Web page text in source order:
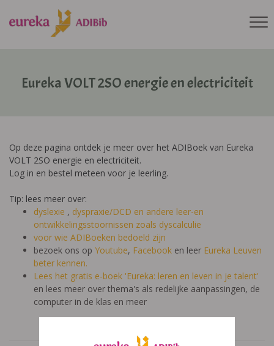
Eureka VOLT 2SO energie en electriciteit
Op deze pagina ontdek je meer over het ADIBoek van Eureka
VOLT 2SO energie en electriciteit.
Log in en bestel meteen voor je leerling.
Tip: lees meer over:
dyslexie , dyspraxie/DCD en andere leer-en
ontwikkelingsstoornissen zoals dyscalculie
voor wie ADIBoeken bedoeld zijn
bezoek ons op Youtube, Facebook en leer Eureka Leuven
beter kennen.
Lees het gratis e-boek 'Eureka: leren en leven in je talent'
en lees meer over thema's als redelijke aanpassingen, de
computer in de klas en meer